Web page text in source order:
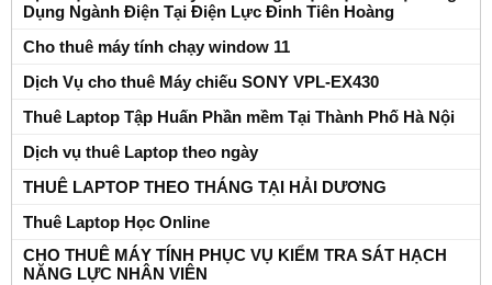
Dụng Ngành Điện Tại Điện Lực Đinh Tiên Hoàng
Cho thuê máy tính chạy window 11
Dịch Vụ cho thuê Máy chiếu SONY VPL-EX430
Thuê Laptop Tập Huấn Phần mềm Tại Thành Phố Hà Nội
Dịch vụ thuê Laptop theo ngày
THUÊ LAPTOP THEO THÁNG TẠI HẢI DƯƠNG
Thuê Laptop Học Online
CHO THUÊ MÁY TÍNH PHỤC VỤ KIỂM TRA SÁT HẠCH
NĂNG LỰC NHÂN VIÊN